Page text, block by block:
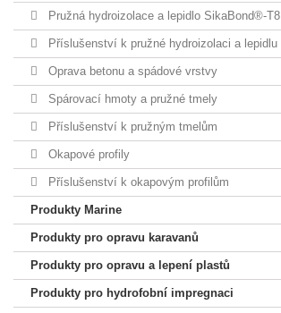
Pružná hydroizolace a lepidlo SikaBond®-T8
Příslušenství k pružné hydroizolaci a lepidlu
Oprava betonu a spádové vrstvy
Spárovací hmoty a pružné tmely
Příslušenství k pružným tmelům
Okapové profily
Příslušenství k okapovým profilům
Produkty Marine
Produkty pro opravu karavanů
Produkty pro opravu a lepení plastů
Produkty pro hydrofobní impregnaci